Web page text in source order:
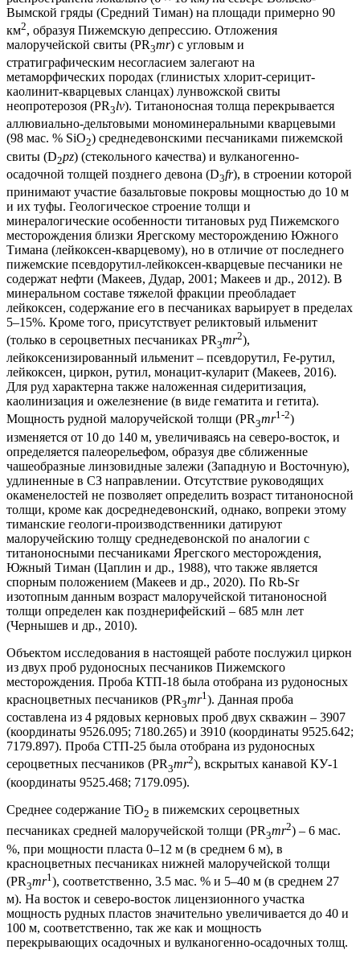
Вымской гряды (Средний Тиман) на площади примерно 90
км2, образуя Пижемскую депрессию. Отложения
малоручейской свиты (PR3mr) с угловым и
стратиграфическим несогласием залегают на
метаморфических породах (глинистых хлорит-серицит-
каолинит-кварцевых сланцах) лунвожской свиты
неопротерозоя (PR3lv). Титаноносная толща перекрывается
аллювиально-дельтовыми мономинеральными кварцевыми
(98 мас. % SiO2) среднедевонскими песчаниками пижемской
свиты (D2pz) (стекольного качества) и вулканогенно-
осадочной толщей позднего девона (D3fr), в строении которой
принимают участие базальтовые покровы мощностью до 10 м
и их туфы. Геологическое строение толщи и
минералогические особенности титановых руд Пижемского
месторождения близки Ярегскому месторождению Южного
Тимана (лейкоксен-кварцевому), но в отличие от последнего
пижемские псевдорутил-лейкоксен-кварцевые песчаники не
содержат нефти (Макеев, Дудар, 2001; Макеев и др., 2012). В
минеральном составе тяжелой фракции преобладает
лейкоксен, содержание его в песчаниках варьирует в пределах
5–15%. Кроме того, присутствует реликтовый ильменит
(только в сероцветных песчаниках PR3mr2),
лейкоксенизированный ильменит – псевдорутил, Fe-рутил,
лейкоксен, циркон, рутил, монацит-куларит (Макеев, 2016).
Для руд характерна также наложенная сидеритизация,
каолинизация и ожелезнение (в виде гематита и гетита).
Мощность рудной малоручейской толщи (PR3mr1-2)
изменяется от 10 до 140 м, увеличиваясь на северо-восток, и
определяется палеорельефом, образуя две сближенные
чашеобразные линзовидные залежи (Западную и Восточную),
удлиненные в СЗ направлении. Отсутствие руководящих
окаменелостей не позволяет определить возраст титаноносной
толщи, кроме как досреднедевонский, однако, вопреки этому
тиманские геологи-производственники датируют
малоручейскию толщу среднедевонской по аналогии с
титаноносными песчаниками Ярегского месторождения,
Южный Тиман (Цаплин и др., 1988), что также является
спорным положением (Макеев и др., 2020). По Rb-Sr
изотопным данным возраст малоручейской титаноносной
толщи определен как позднерифейский – 685 млн лет
(Чернышев и др., 2010).
Объектом исследования в настоящей работе послужил циркон
из двух проб рудоносных песчаников Пижемского
месторождения. Проба КТП-18 была отобрана из рудоносных
красноцветных песчаников (PR3mr1 ). Данная проба
составлена из 4 рядовых керновых проб двух скважин – 3907
(координаты 9526.095; 7180.265) и 3910 (координаты 9525.642;
7179.897). Проба СТП-25 была отобрана из рудоносных
сероцветных песчаников (PR3mr2), вскрытых канавой КУ-1
(координаты 9525.468; 7179.095).
Среднее содержание TiO2 в пижемских сероцветных
песчаниках средней малоручейской толщи (PR3mr2) – 6 мас.
%, при мощности пласта 0–12 м (в среднем 6 м), в
красноцветных песчаниках нижней малоручейской толщи
(PR3mr1 ), соответственно, 3.5 мас. % и 5–40 м (в среднем 27
м). На восток и северо-восток лицензионного участка
мощность рудных пластов значительно увеличивается до 40 и
100 м, соответственно, так же как и мощность
перекрывающих осадочных и вулканогенно-осадочных толщ.